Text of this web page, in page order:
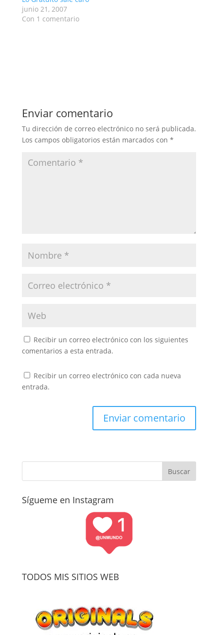
junio 21, 2007
Con 1 comentario
Enviar comentario
Tu dirección de correo electrónico no será publicada.
Los campos obligatorios están marcados con *
Recibir un correo electrónico con los siguientes
comentarios a esta entrada.
Recibir un correo electrónico con cada nueva
entrada.
Sígueme en Instagram
TODOS MIS SITIOS WEB